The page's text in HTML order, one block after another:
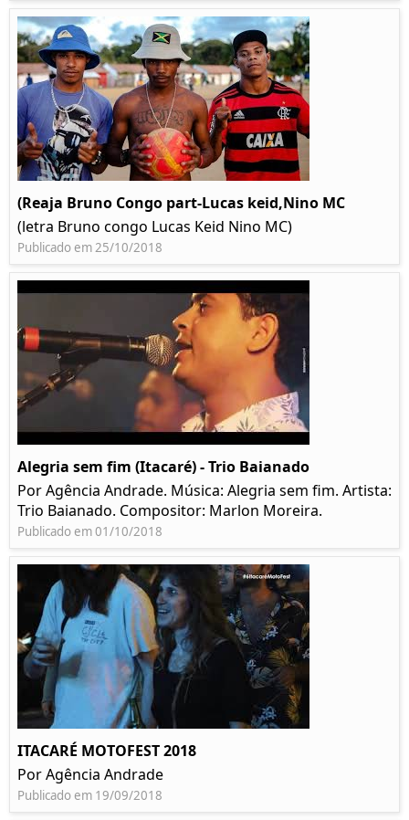
(Reaja Bruno Congo part-Lucas keid,Nino MC
(letra Bruno congo Lucas Keid Nino MC)
Publicado em 25/10/2018
Alegria sem fim (Itacaré) - Trio Baianado
Por Agência Andrade. Música: Alegria sem fim. Artista:
Trio Baianado. Compositor: Marlon Moreira.
Publicado em 01/10/2018
ITACARÉ MOTOFEST 2018
Por Agência Andrade
Publicado em 19/09/2018